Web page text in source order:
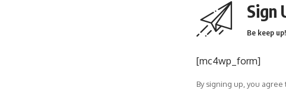
Sign
Be keep
[mc4wp_form]
By signing up, you agree